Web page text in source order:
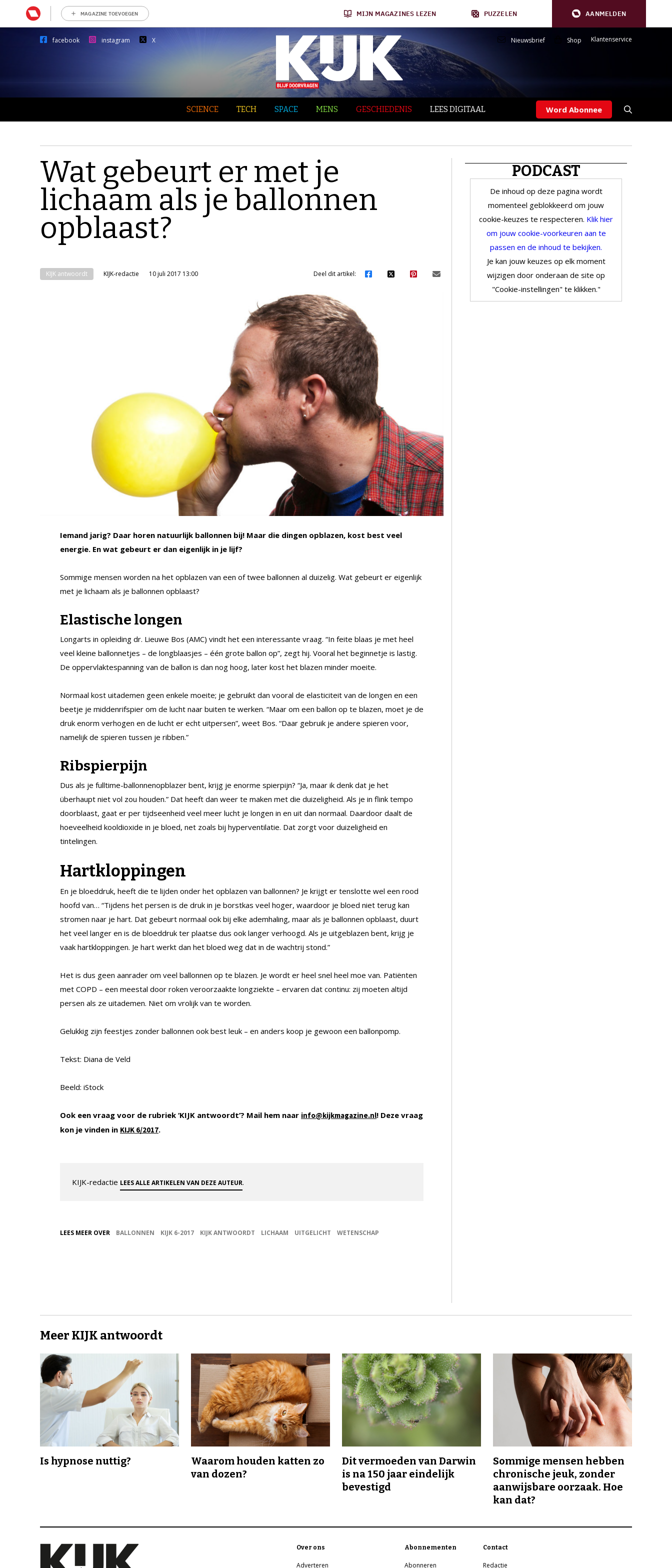
MAGAZINE TOEVOEGEN MIJN MAGAZINES LEZEN PUZZELEN AANMELDEN
facebook instagram X Nieuwsbrief Shop Klantenservice
SCIENCE TECH SPACE MENS GESCHIEDENIS LEES DIGITAAL Word Abonnee
Wat gebeurt er met je
lichaam als je ballonnen
opblaast?
KIJK antwoordt KIJK-redactie 10 juli 2017 13:00 Deel dit artikel:
Iemand jarig? Daar horen natuurlijk ballonnen bij! Maar die dingen opblazen, kost best veel
energie. En wat gebeurt er dan eigenlijk in je lijf?
Sommige mensen worden na het opblazen van een of twee ballonnen al duizelig. Wat gebeurt er eigenlijk
met je lichaam als je ballonnen opblaast?
Elastische longen
Longarts in opleiding dr. Lieuwe Bos (AMC) vindt het een interessante vraag. “In feite blaas je met heel
veel kleine ballonnetjes – de longblaasjes – één grote ballon op”, zegt hij. Vooral het beginnetje is lastig.
De oppervlaktespanning van de ballon is dan nog hoog, later kost het blazen minder moeite.
Normaal kost uitademen geen enkele moeite; je gebruikt dan vooral de elasticiteit van de longen en een
beetje je middenrifspier om de lucht naar buiten te werken. “Maar om een ballon op te blazen, moet je de
druk enorm verhogen en de lucht er echt uitpersen”, weet Bos. “Daar gebruik je andere spieren voor,
namelijk de spieren tussen je ribben.”
Ribspierpijn
Dus als je fulltime-ballonnenopblazer bent, krijg je enorme spierpijn? “Ja, maar ik denk dat je het
überhaupt niet vol zou houden.” Dat heeft dan weer te maken met die duizeligheid. Als je in flink tempo
doorblaast, gaat er per tijdseenheid veel meer lucht je longen in en uit dan normaal. Daardoor daalt de
hoeveelheid kooldioxide in je bloed, net zoals bij hyperventilatie. Dat zorgt voor duizeligheid en
tintelingen.
Hartkloppingen
En je bloeddruk, heeft die te lijden onder het opblazen van ballonnen? Je krijgt er tenslotte wel een rood
hoofd van… “Tijdens het persen is de druk in je borstkas veel hoger, waardoor je bloed niet terug kan
stromen naar je hart. Dat gebeurt normaal ook bij elke ademhaling, maar als je ballonnen opblaast, duurt
het veel langer en is de bloeddruk ter plaatse dus ook langer verhoogd. Als je uitgeblazen bent, krijg je
vaak hartkloppingen. Je hart werkt dan het bloed weg dat in de wachtrij stond.”
Het is dus geen aanrader om veel ballonnen op te blazen. Je wordt er heel snel heel moe van. Patiënten
met COPD – een meestal door roken veroorzaakte longziekte – ervaren dat continu: zij moeten altijd
persen als ze uitademen. Niet om vrolijk van te worden.
Gelukkig zijn feestjes zonder ballonnen ook best leuk – en anders koop je gewoon een ballonpomp.
Tekst: Diana de Veld
Beeld: iStock
Ook een vraag voor de rubriek ‘KIJK antwoordt’? Mail hem naar info@kijkmagazine.nl! Deze vraag
kon je vinden in KIJK 6/2017.
KIJK-redactie LEES ALLE ARTIKELEN VAN DEZE AUTEUR.
LEES MEER OVER BALLONNEN KIJK 6-2017 KIJK ANTWOORDT LICHAAM UITGELICHT WETENSCHAP
PODCAST
De inhoud op deze pagina wordt
momenteel geblokkeerd om jouw
cookie-keuzes te respecteren. Klik hier
om jouw cookie-voorkeuren aan te
passen en de inhoud te bekijken.
Je kan jouw keuzes op elk moment
wijzigen door onderaan de site op
"Cookie-instellingen" te klikken."
Meer KIJK antwoordt
Is hypnose nuttig?
Waarom houden katten zo
van dozen?
Dit vermoeden van Darwin
is na 150 jaar eindelijk
bevestigd
Sommige mensen hebben
chronische jeuk, zonder
aanwijsbare oorzaak. Hoe
kan dat?
Over ons
Adverteren
Abonnementen
Abonneren
Contact
Redactie